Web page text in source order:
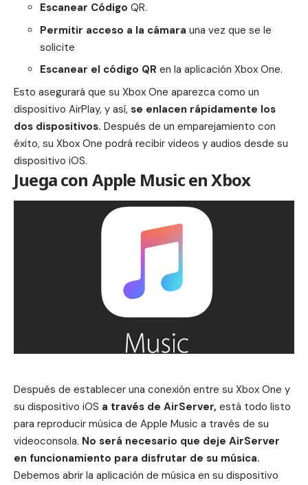
Escanear Código QR.
Permitir acceso a la cámara una vez que se le
solicite
Escanear el código QR en la aplicación Xbox One.
Esto asegurará que su Xbox One aparezca como un
dispositivo AirPlay, y así, se enlacen rápidamente los
dos dispositivos. Después de un emparejamiento con
éxito, su Xbox One podrá recibir videos y audios desde su
dispositivo iOS.
Juega con Apple Music en Xbox
Después de establecer una conexión entre su Xbox One y
su dispositivo iOS a través de AirServer, está todo listo
para reproducir música de Apple Music a través de su
videoconsola. No será necesario que deje AirServer
en funcionamiento para disfrutar de su música.
Debemos abrir la aplicación de música en su dispositivo